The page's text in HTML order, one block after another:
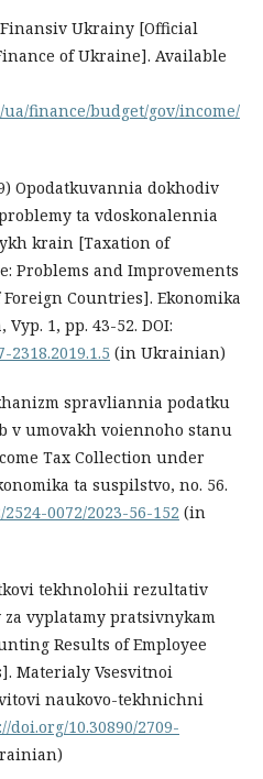
Ukrainy [Official
of Ukraine]. Available
finance/budget/gov/income/
Opodatkuvannia dokhodiv
ta vdoskonalennia
krain [Taxation of
Problems and Improvements
Countries]. Ekonomika
1, pp. 43-52. DOI:
2318.2019.1.5 (in Ukrainian)
spravliannia podatku
v umovakh voiennoho stanu
Tax Collection under
ta suspilstvo, no. 56.
0072/2023-56-152 (in
tekhnolohii rezultativ
vyplatamy pratsivnykam
Results of Employee
Materialy Vsesvitnoi
naukovo-tekhnichni
doi.org/10.30890/2709-